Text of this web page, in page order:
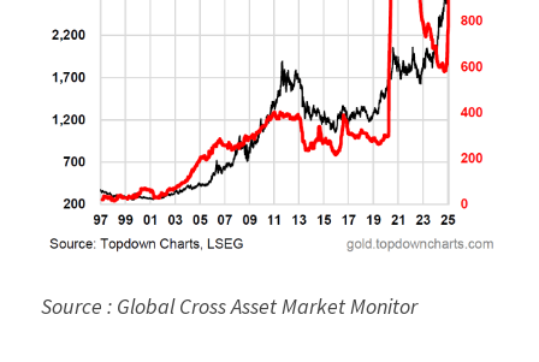
Source : Global Cross Asset Market Monitor